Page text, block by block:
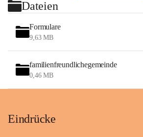
Dateien
Formulare
9,63 MB
familienfreundlichegemeinde
0,46 MB
Eindrücke